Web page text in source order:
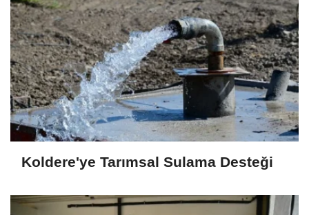
Koldere'ye Tarımsal Sulama Desteği